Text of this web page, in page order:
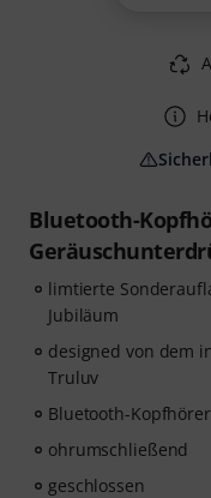
Bluetooth-
limtierte
Jubiläum
designed von dem
Truluv
Bluetooth-
ohrumschließend
geschlossen